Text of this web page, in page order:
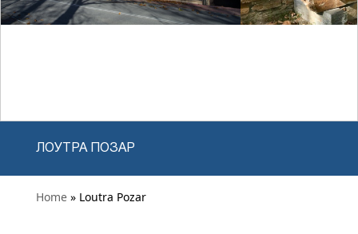
ЛОУТРА ПОЗАР
Home » Loutra Pozar